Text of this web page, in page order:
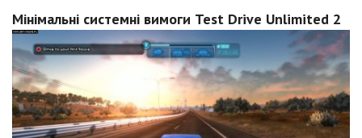
Мінімальні системні вимоги Test Drive Unlimited 2